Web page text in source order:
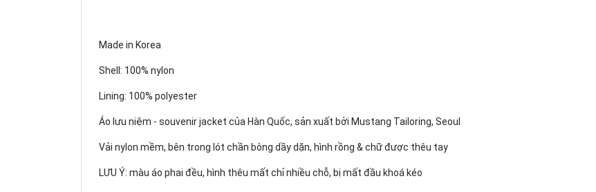
Made in Korea
Shell: 100% nylon
Lining: 100% polyester
Áo lưu niệm - souvenir jacket của Hàn Quốc, sản xuất bởi Mustang Tailoring, Seoul
Vải nylon mềm, bên trong lót chần bông dầy dặn, hình rồng & chữ được thêu tay
LƯU Ý: màu áo phai đều, hình thêu mất chỉ nhiều chỗ, bị mất đầu khoá kéo